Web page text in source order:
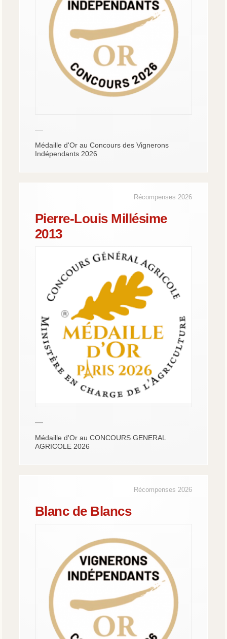
—
Médaille d'Or au Concours des Vignerons
Indépendants 2026
Récompenses 2026
Pierre-Louis Millésime
2013
—
Médaille d'Or au CONCOURS GENERAL
AGRICOLE 2026
Récompenses 2026
Blanc de Blancs